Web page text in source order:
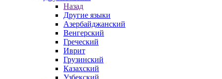
Назад
Другие языки
Азербайджанский
Венгерский
Греческий
Иврит
Грузинский
Казахский
Узбекский